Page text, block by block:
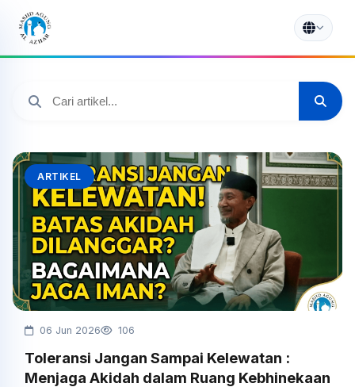
ARTIKEL
06 Jun 2026 106
Toleransi Jangan Sampai Kelewatan :
Menjaga Akidah dalam Ruang Kebhinekaan